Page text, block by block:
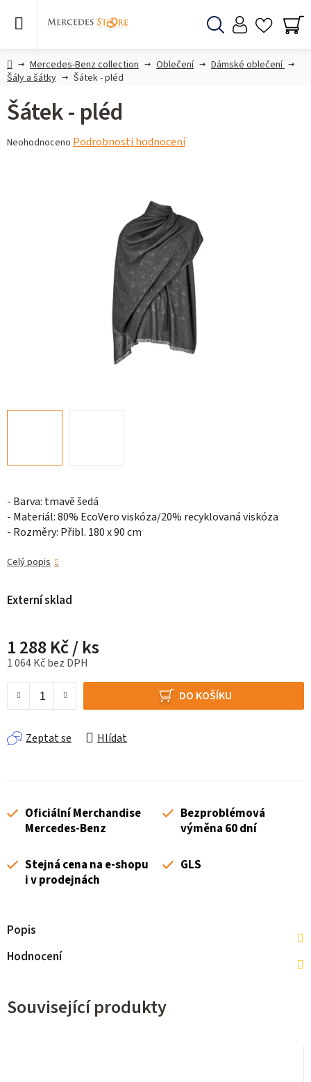
DomůMercedes-Benz collection Oblečení
Dámské oblečení
Šály a šátky
Šátek - pléd
- Barva: tmavě šedá
- Materiál: 80% EcoVero viskóza/20% recyklovaná viskóza
- Rozměry: Přibl. 180 x 90 cm
Celý popis
Externí sklad
1 288 Kč/ ks
1 064 Kč bez DPH
DO KOŠÍKU
Zeptat se Hlídat
Šátek - pléd
Průměrné
Neohodnoceno Podrobnosti hodnocení
Oficiální Merchandise
Mercedes-Benz
Bezproblémová
výměna 60 dní
Stejná cena na e-shopu
i v prodejnách
GLS
Popis
Hodnocení
Související produkty